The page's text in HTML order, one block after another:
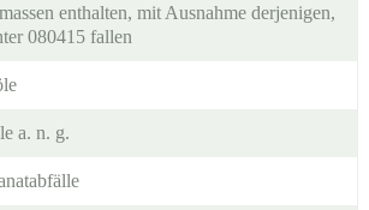
enthalten, mit Ausnahme derjenigen,
080415 fallen
a. n. g.